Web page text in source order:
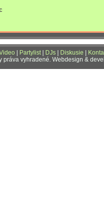
Partylist| DJs Diskusie
práva vyhradené. Webdesign &